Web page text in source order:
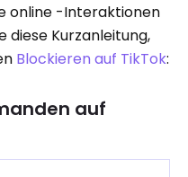
online -Interaktionen
diese Kurzanleitung,
Blockieren auf TikTok:
auf